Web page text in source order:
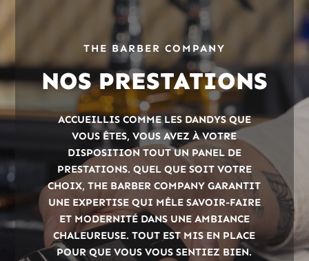
THE BARBER COMPANY
NOS PRESTATIONS
ACCUEILLIS COMME LES DANDYS QUE
VOUS ÊTES, VOUS AVEZ À VOTRE
DISPOSITION TOUT UN PANEL DE
PRESTATIONS. QUEL QUE SOIT VOTRE
CHOIX, THE BARBER COMPANY GARANTIT
UNE EXPERTISE QUI MÊLE SAVOIR-FAIRE
ET MODERNITÉ DANS UNE AMBIANCE
CHALEUREUSE. TOUT EST MIS EN PLACE
POUR QUE VOUS VOUS SENTIEZ BIEN.